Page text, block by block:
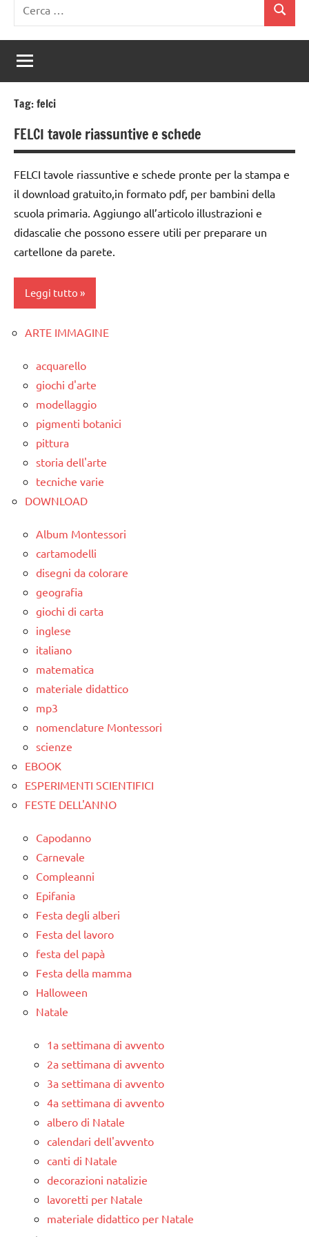
per:
Cerca
Tag:felci
FELCI tavole riassuntive e schede
FELCI tavole riassuntive e schede pronte per la stampa e
il download gratuito,in formato pdf, per bambini della
scuola primaria. Aggiungo all’articolo illustrazioni e
didascalie che possono essere utili per preparare un
cartellone da parete.
Leggi tutto
classe
classe
dai
6
anni
materiale
SCIENZE
scienze
TUTTI GLI
ARGOMENTI
TUTTI GLI
ARTICOLI
ARTE IMMAGINE
acquarello
giochi d'arte
modellaggio
pigmenti botanici
pittura
storia dell'arte
tecniche varie
DOWNLOAD
Album Montessori
cartamodelli
disegni da colorare
geografia
giochi di carta
inglese
italiano
matematica
materiale didattico
mp3
nomenclature Montessori
scienze
EBOOK
ESPERIMENTI SCIENTIFICI
FESTE DELL'ANNO
Capodanno
Carnevale
Compleanni
Epifania
Festa degli alberi
Festa del lavoro
festa del papà
Festa della mamma
Halloween
Natale
1a settimana di avvento
2a settimana di avvento
3a settimana di avvento
4a settimana di avvento
albero di Natale
calendari dell'avvento
canti di Natale
decorazioni natalizie
lavoretti per Natale
materiale didattico per Natale